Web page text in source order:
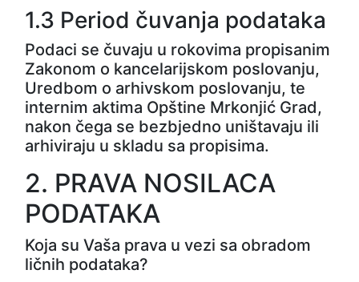
1.3 Period čuvanja podataka
Podaci se čuvaju u rokovima propisanim
Zakonom o kancelarijskom poslovanju,
Uredbom o arhivskom poslovanju, te
internim aktima Opštine Mrkonjić Grad,
nakon čega se bezbjedno uništavaju ili
arhiviraju u skladu sa propisima.
2. PRAVA NOSILACA
PODATAKA
Koja su Vaša prava u vezi sa obradom
ličnih podataka?